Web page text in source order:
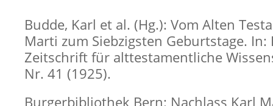
Budde, Karl et al. (Hg.): Vom Alten
Marti zum Siebzigsten Geburtstage. In:
Zeitschrift für alttestamentliche
Nr. 41 (1925).
Burgerbibliothek Bern: Nachlass Karl